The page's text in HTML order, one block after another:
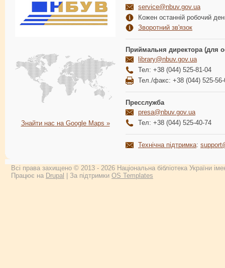
Знайти нас на Google Maps »
service@nbuv.gov.ua
Кожен останній робочий
Зворотний зв'язок
Приймальня директора (для
library@nbuv.gov.ua
Тел: +38 (044) 525-81-04
Тел./факс: +38 (044) 525-56-
Пресслужба
presa@nbuv.gov.ua
Тел: +38 (044) 525-40-74
Технічна підтримка:
Всі права захищено © 2013 - 2026 Національна бібліотека України
Працює на Drupal | За підтримки OS Templates